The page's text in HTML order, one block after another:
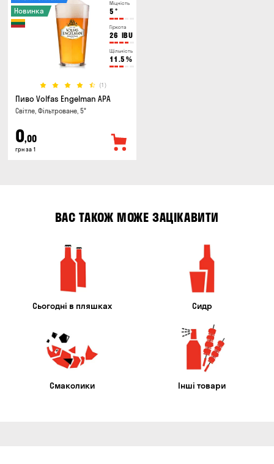
Міцність
5 °
Гіркота
26 IBU
Щільність
11.5 %
(1)
Новинка
Пиво Volfas Engelman APA
Світле, Фільтроване, 5°
0,00
грн за 1
ВАС ТАКОЖ МОЖЕ ЗАЦІКАВИТИ
Сьогодні в пляшках Сидр
Смаколики Інші товари